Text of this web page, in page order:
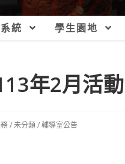
統 學生園地
年2月活
/未分類/輔導室公告